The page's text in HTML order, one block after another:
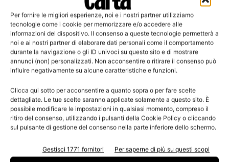
Per fornire le migliori esperienze, noi e i nostri partner utilizziamo
tecnologie come i cookie per memorizzare e/o accedere alle
informazioni del dispositivo. Il consenso a queste tecnologie permetterà a
noi e ai nostri partner di elaborare dati personali come il comportamento
durante la navigazione o gli ID univoci su questo sito e di mostrare
annunci (non) personalizzati. Non acconsentire o ritirare il consenso può
influire negativamente su alcune caratteristiche e funzioni.
Clicca qui sotto per acconsentire a quanto sopra o per fare scelte
dettagliate. Le tue scelte saranno applicate solamente a questo sito. È
possibile modificare le impostazioni in qualsiasi momento, compreso il
ritiro del consenso, utilizzando i pulsanti della Cookie Policy o cliccando
sul pulsante di gestione del consenso nella parte inferiore dello schermo.
Gestisci 1771 fornitori Per saperne di più su questi scopi
Leggi la rivista
Edicola Web